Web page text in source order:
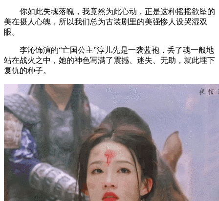
你如此失魂落魄，我竟然为此心动，正是这种摇摇欲坠的
美在摄人心魄，所以我们总为古装剧里的美强惨人设哭湿双
眼。
李沁饰演的“亡国公主”淳儿先是一袭蓝袍，丢了魂一般地
站在战火之中，她的神色写满了震撼、迷失、无助，就此埋下
复仇的种子。